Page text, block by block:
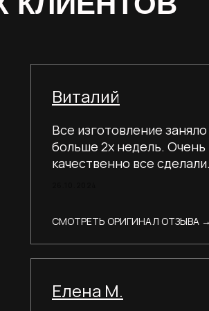
Виталий
Все изготовление
больше 2х недель. Очень
качественно все сделали.
СМОТРЕТЬ ОРИГИНАЛ ОТЗЫВА →
Елена М.